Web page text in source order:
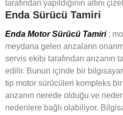
tarafından yapıldığının altını
Enda Sürücü Tamiri
Enda Motor Sürücü Tamiri:
meydana gelen arızaların
servis ekibi tarafından arızanın
edilir. Bunun içinde bir
tip motor sürücüleri kompleks
arızanın nerede olduğu ve
nedenlere bağlı olabiliyor.